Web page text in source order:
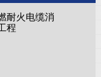
耐火电缆消
程